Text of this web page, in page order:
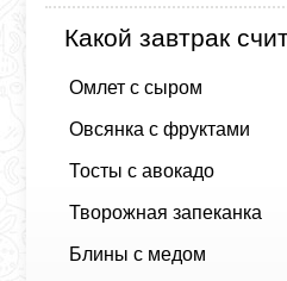
Какой завтрак
Омлет с сыром
Овсянка с фруктами
Тосты с авокадо
Творожная запеканка
Блины с медом